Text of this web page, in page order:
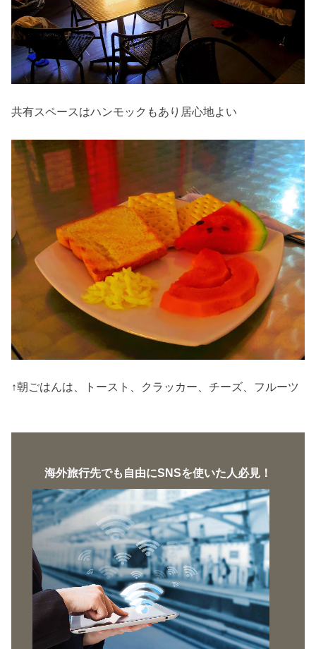
共有スペースはハンモックもあり居心地よい
↑朝ごはんは、トースト、クラッカー、チーズ、フルーツ
海外旅行先でも自由にSNSを使いた人必見！